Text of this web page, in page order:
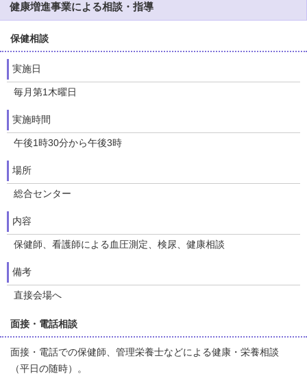
健康増進事業による相談・指導
保健相談
実施日
毎月第1木曜日
実施時間
午後1時30分から午後3時
場所
総合センター
内容
保健師、看護師による血圧測定、検尿、健康相談
備考
直接会場へ
面接・電話相談
面接・電話での保健師、管理栄養士などによる健康・栄養相談
（平日の随時）。